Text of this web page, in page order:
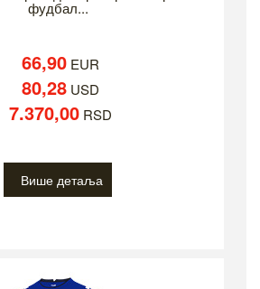
фудбал...
66,90EUR
80,28USD
7.370,00RSD
Више детаља